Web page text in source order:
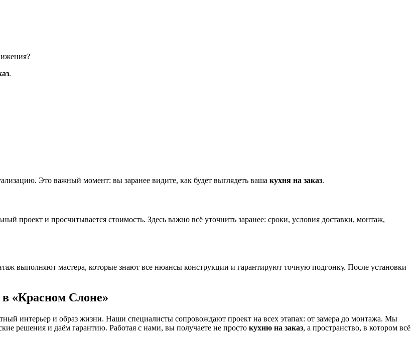
.
Это важный момент: вы заранее видите, как будет выглядеть ваша кухня на заказ.
проект и просчитывается стоимость. Здесь важно всё уточнить заранее: сроки, условия доставки, монтаж,
выполняют мастера, которые знают все нюансы конструкции и гарантируют точную подгонку. После установки
в «Красном Слоне»
интерьер и образ жизни. Наши специалисты сопровождают проект на всех этапах: от замера до монтажа. Мы
решения и даём гарантию. Работая с нами, вы получаете не просто кухню на заказ, а пространство, в котором всё